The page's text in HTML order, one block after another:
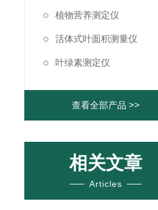
植物营养测定仪
活体式叶面积测量仪
叶绿素测定仪
查看全部产品 >>
相关文章
Articles